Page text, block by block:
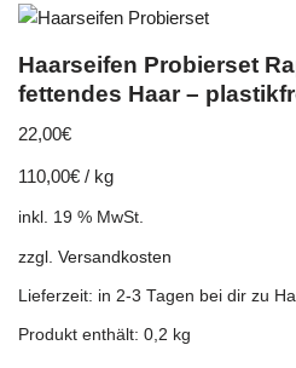
Haarseifen Probierset
fettendes Haar –
22,00€
110,00€ / kg
inkl. 19 % MwSt.
zzgl. Versandkosten
Lieferzeit: in 2-3 Tagen bei dir zu
Produkt enthält: 0,2 kg